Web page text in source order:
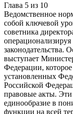
Глава 5 из 10
Ведомственное
собой ключевой
советника
законодательства.
выступает
Федерации,
установленных
Российской
правовые акты.
единообразие в
функции на всей